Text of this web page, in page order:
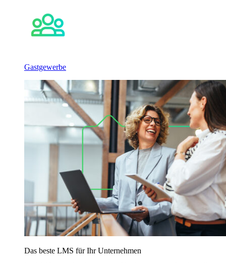
Gastgewerbe
Das beste LMS für Ihr Unternehmen